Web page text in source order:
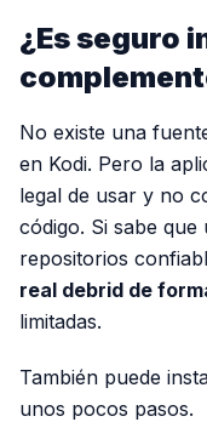
¿Es seguro
No existe una
en Kodi. Pero la
legal de usar y no
código. Si sabe
repositorios
real debrid de
limitadas.
También puede
unos pocos pasos.